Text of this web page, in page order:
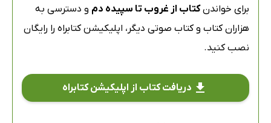
برای خواندنکتاب از غروب تا سپیده دم و دسترسی به
هزاران کتاب و کتاب صوتی دیگر، اپلیکیشن کتابراه را رایگان
نصب کنید.
دریافت کتاب از اپلیکیشن کتابراه